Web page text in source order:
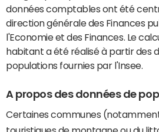
données comptables ont été
direction générale des Finances
l'Economie et des Finances. Le
habitant a été réalisé à partir des
populations fournies par l'Insee.
A propos des données de
Certaines communes